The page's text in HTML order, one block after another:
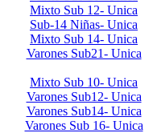
Mixto Sub 12- Unica
Sub-14 Niñas- Unica
Mixto Sub 14- Unica
Varones Sub21- Unica
Mixto Sub 10- Unica
Varones Sub12- Unica
Varones Sub14- Unica
Varones Sub 16- Unica